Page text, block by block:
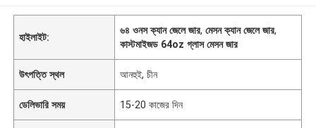
হাইলাইট:
৬৪ ওনস ক্যান জেলে জার,মেসন ক্যান জেলে জার,
কাস্টমাইজড 64oz গ্লাস মেসন জার
উৎপত্তি স্থল আনহুই, চীন
ডেলিভারি সময় 15-20 কাজের দিন